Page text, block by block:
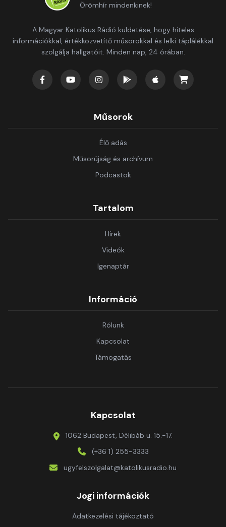
Örömhír mindenkinek!
A Magyar Katolikus Rádió küldetése, hogy hiteles
információkkal, értékközvetítő műsorokkal és lelki táplálékkal
szolgálja hallgatóit. Minden nap, 24 órában.
Műsorok
Élő adás
Műsorújság és archívum
Podcastok
Tartalom
Hírek
Videók
Igenaptár
Információ
Rólunk
Kapcsolat
Támogatás
Kapcsolat
1062 Budapest, Délibáb u. 15.-17.
(+36 1) 255-3333
ugyfelszolgalat@katolikusradio.hu
Jogi információk
Adatkezelési tájékoztató